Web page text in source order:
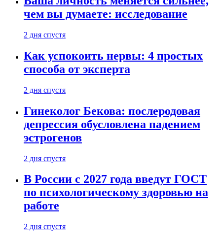
чем вы думаете: исследование
2 дня спустя
Как успокоить нервы: 4 простых
способа от эксперта
2 дня спустя
Гинеколог Бекова: послеродовая
депрессия обусловлена падением
эстрогенов
2 дня спустя
В России с 2027 года введут ГОСТ
по психологическому здоровью на
работе
2 дня спустя